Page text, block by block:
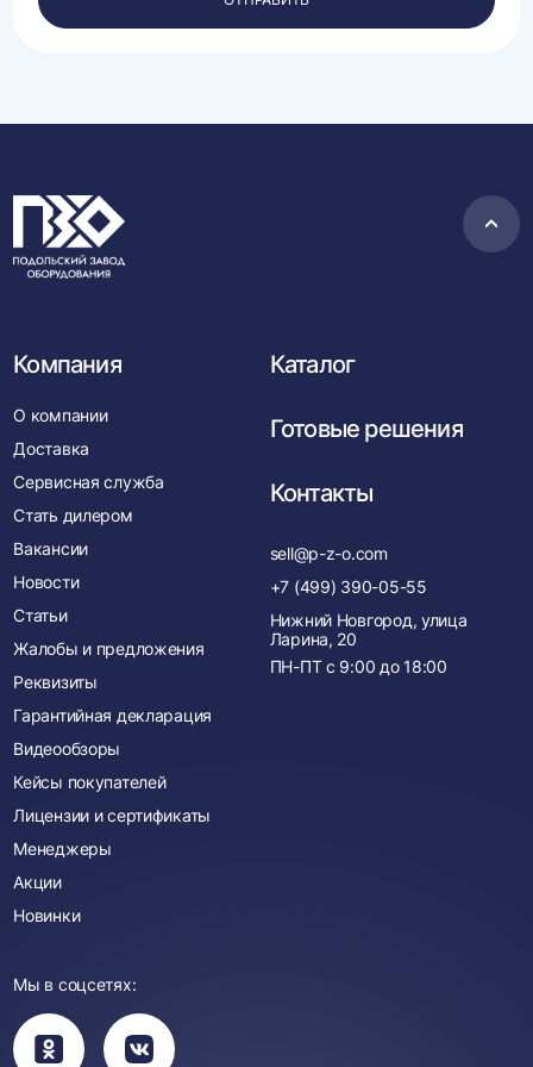
данных.
в
Компания
О компании
Доставка
Сервисная служба
Стать дилером
Вакансии
Новости
Статьи
Жалобы и предложения
Реквизиты
Гарантийная декларация
Видеообзоры
Кейсы покупателей
Лицензии и сертификаты
Менеджеры
Акции
Новинки
Каталог
Готовые решения
Контакты
sell@p-z-o.com
+7 (499) 390-05-55
Нижний Новгород, улица
Ларина, 20
ПН-ПТ с 9:00 до 18:00
Мы в соцсетях:
Вы
перейдете
в
Вы
перейдете
в